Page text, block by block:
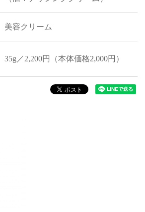
美容クリーム
35g／2,200円（本体価格2,000円）